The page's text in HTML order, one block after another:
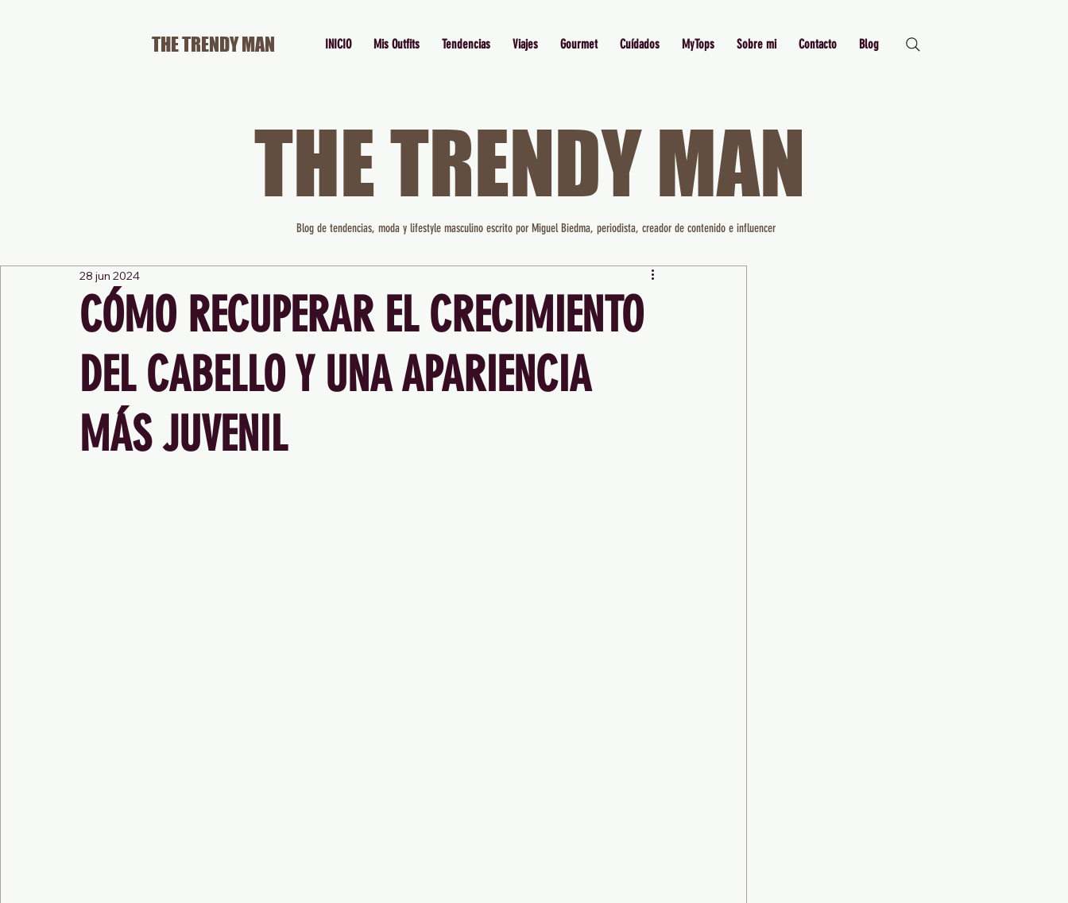
INICIO Mis Outfits Tendencias Viajes Gourmet Cuídados MyTops Sobre mi Contacto Blog
THE TRENDY MAN
CÓMO RECUPERAR EL CRECIMIENTO
DEL CABELLO Y UNA APARIENCIA
MÁS JUVENIL
28 jun 2024
Blog de tendencias, moda y lifestyle masculino escrito por Miguel Biedma, periodista, creador de contenido e influencer
THE TRENDY MAN